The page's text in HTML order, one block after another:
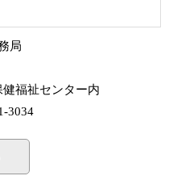
局
福祉センター内
3034